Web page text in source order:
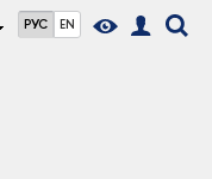
РУС EN